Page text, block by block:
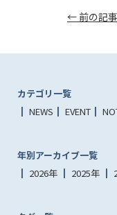
← 前の記事
カテゴリ一覧
NEWS
EVENT
年別アーカイブ一覧
2026年
2025年